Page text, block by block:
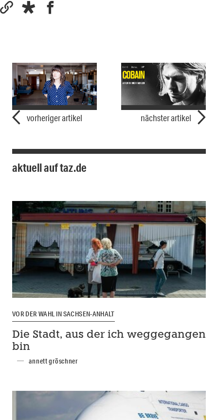
vorheriger artikel nächster artikel
aktuell auf taz.de
VOR DER WAHL IN SACHSEN-ANHALT
Die Stadt, aus der ich weggegangen
bin
annett gröschner